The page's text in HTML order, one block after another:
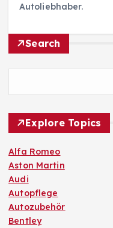
Autoliebhaber.
Search
Explore Topics
Alfa Romeo
Aston Martin
Audi
Autopflege
Autozubehör
Bentley